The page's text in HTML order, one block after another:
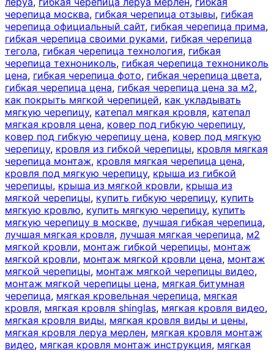
черепица москва, гибкая черепица отзывы, гибкая
черепица официальный сайт, гибкая черепица прима,
гибкая черепица своими руками, гибкая черепица
тегола, гибкая черепица технология, гибкая
черепица технониколь, гибкая черепица технониколь
цена, гибкая черепица фото, гибкая черепица цвета,
гибкая черепица цена, гибкая черепица цена за м2,
как покрыть мягкой черепицей, как укладывать
мягкую черепицу, катепал мягкая кровля, катепал
мягкая кровля цена, ковер под гибкую черепицу,
ковер под гибкую черепицу цена, ковер под мягкую
черепицу, кровля из гибкой черепицы, кровля мягкая
черепица монтаж, кровля мягкая черепица цена,
кровля под мягкую черепицу, крыша из гибкой
черепицы, крыша из мягкой кровли, крыша из
мягкой черепицы, купить гибкую черепицу, купить
мягкую кровлю, купить мягкую черепицу, купить
мягкую черепицу в москве, лучшая гибкая черепица,
лучшая мягкая кровля, лучшая мягкая черепица, м2
мягкой кровли, монтаж гибкой черепицы, монтаж
мягкой кровли, монтаж мягкой кровли цена, монтаж
мягкой черепицы, монтаж мягкой черепицы видео,
монтаж мягкой черепицы цена, мягкая битумная
черепица, мягкая кровельная черепица, мягкая
кровля, мягкая кровля shinglas, мягкая кровля видео,
мягкая кровля виды, мягкая кровля виды и цены,
мягкая кровля леруа мерлен, мягкая кровля монтаж
видео, мягкая кровля монтаж инструкция, мягкая